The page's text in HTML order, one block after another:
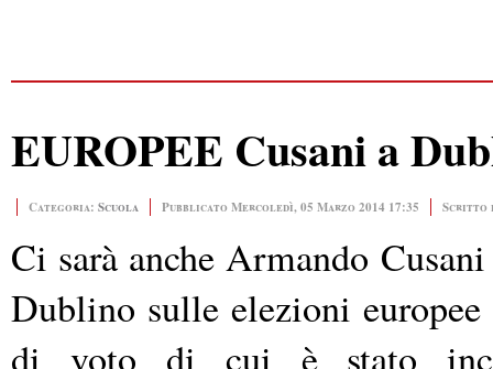
EUROPEE Cusani a
Categoria: Scuola Pubblicato Mercoledì, 05 Marzo 2014 17:35 Scritto
Ci sarà anche Armando
Dublino sulle elezioni
di voto di cui è stato